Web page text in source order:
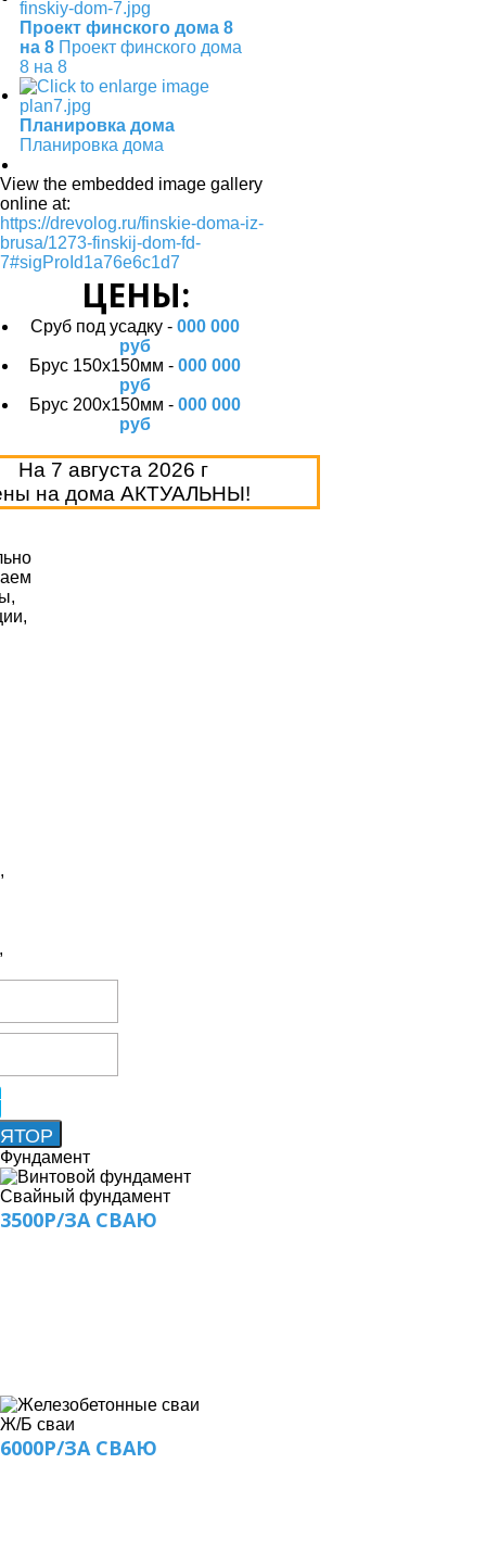
Проект финского дома 8
на 8 Проект финского дома
8 на 8
Планировка дома
Планировка дома
View the embedded image gallery
online at:
https://drevolog.ru/finskie-doma-iz-
brusa/1273-finskij-dom-fd-
7#sigProId1a76e6c1d7
ЦЕНЫ:
Сруб под усадку -000 000
руб
Брус 150х150мм -000 000
руб
Брус 200х150мм -000 000
руб
На 7 августа 2026 г
на дома АКТУАЛЬНЫ!
Фундамент
Свайный фундамент
3500Р/ЗА СВАЮ
Ж/Б сваи
6000Р/ЗА СВАЮ